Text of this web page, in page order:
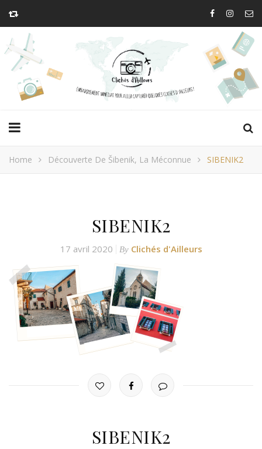
Home Découverte De Šibenik, La Méconnue SIBENIK2
SIBENIK2
17 avril 2020 By Clichés d'Ailleurs
SIBENIK2